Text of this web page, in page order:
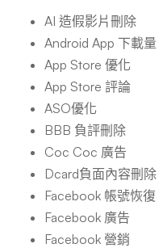
AI 造假影片刪除
Android App 下載量
App Store 優化
App Store 評論
ASO優化
BBB 負評刪除
Coc Coc 廣告
Dcard負面內容刪除
Facebook 帳號恢復
Facebook 廣告
Facebook 營銷